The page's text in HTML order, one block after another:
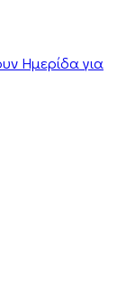
Ημερίδα για